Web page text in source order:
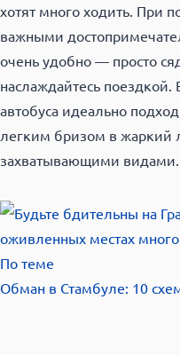
хотят много ходить. При
важными
очень удобно — просто
наслаждайтесь
автобуса идеально
легким бризом в жаркий
захватывающими видами.
По теме
Обман в Стамбуле: 10